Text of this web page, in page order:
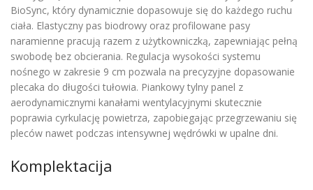
BioSync, który dynamicznie dopasowuje się do każdego ruchu
ciała. Elastyczny pas biodrowy oraz profilowane pasy
naramienne pracują razem z użytkowniczką, zapewniając pełną
swobodę bez obcierania. Regulacja wysokości systemu
nośnego w zakresie 9 cm pozwala na precyzyjne dopasowanie
plecaka do długości tułowia. Piankowy tylny panel z
aerodynamicznymi kanałami wentylacyjnymi skutecznie
poprawia cyrkulację powietrza, zapobiegając przegrzewaniu się
pleców nawet podczas intensywnej wędrówki w upalne dni.
Komplektacija